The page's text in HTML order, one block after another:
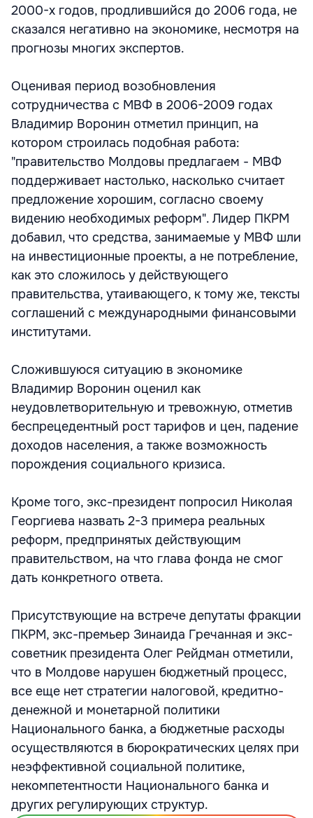
2000-х годов, продлившийся до 2006 года, не
сказался негативно на экономике, несмотря на
прогнозы многих экспертов.
Оценивая период возобновления
сотрудничества с МВФ в 2006-2009 годах
Владимир Воронин отметил принцип, на
котором строилась подобная работа:
"правительство Молдовы предлагаем - МВФ
поддерживает настолько, насколько считает
предложение хорошим, согласно своему
видению необходимых реформ". Лидер ПКРМ
добавил, что средства, занимаемые у МВФ шли
на инвестиционные проекты, а не потребление,
как это сложилось у действующего
правительства, утаивающего, к тому же, тексты
соглашений с международными финансовыми
институтами.
Сложившуюся ситуацию в экономике
Владимир Воронин оценил как
неудовлетворительную и тревожную, отметив
беспрецедентный рост тарифов и цен, падение
доходов населения, а также возможность
порождения социального кризиса.
Кроме того, экс-президент попросил Николая
Георгиева назвать 2-3 примера реальных
реформ, предпринятых действующим
правительством, на что глава фонда не смог
дать конкретного ответа.
Присутствующие на встрече депутаты фракции
ПКРМ, экс-премьер Зинаида Гречанная и экс-
советник президента Олег Рейдман отметили,
что в Молдове нарушен бюджетный процесс,
все еще нет стратегии налоговой, кредитно-
денежной и монетарной политики
Национального банка, а бюджетные расходы
осуществляются в бюрократических целях при
неэффективной социальной политике,
некомпетентности Национального банка и
других регулирующих структур.